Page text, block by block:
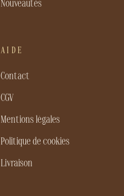
Nouveautés
AIDE
Contact
CGV
Mentions légales
Politique de cookies
Livraison